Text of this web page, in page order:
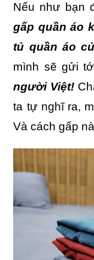
Nếu như bạn
gấp quần áo
tủ quần áo
mình sẽ gửi
người Việt!
ta tự nghĩ ra,
Và cách gấp